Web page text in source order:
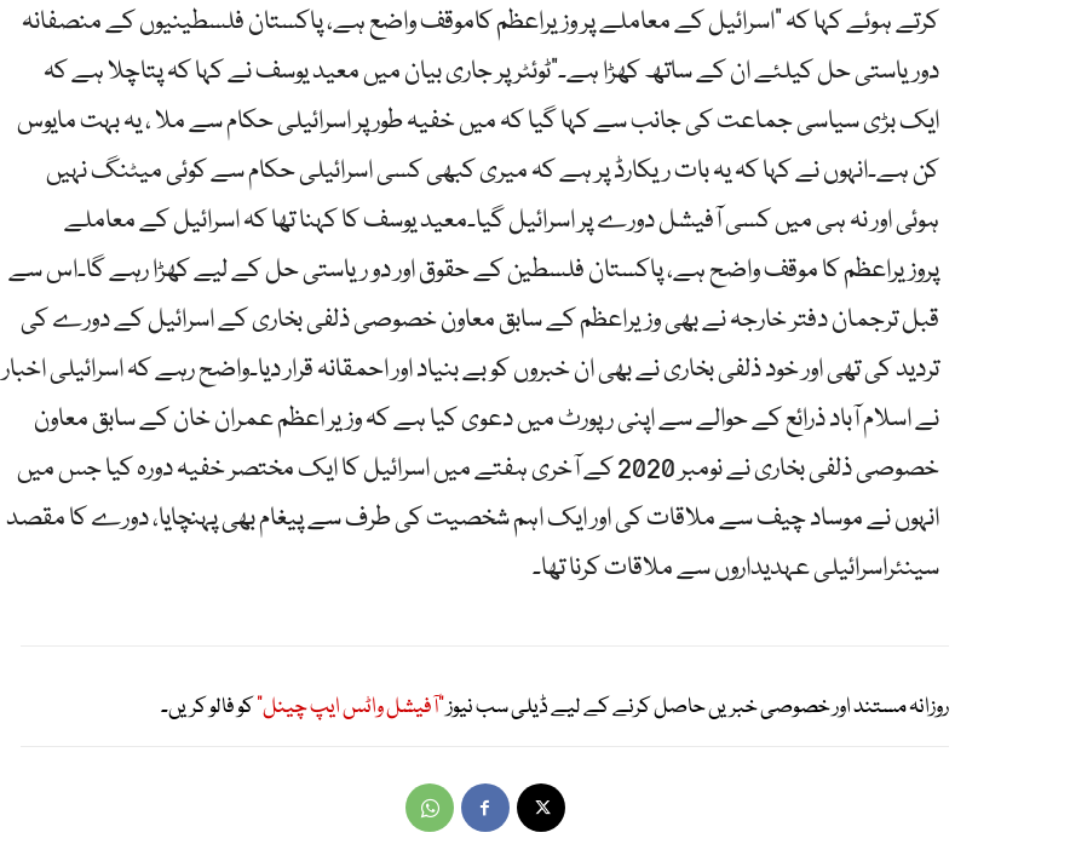
کرتے ہوئے کہا کہ “اسرائیل کے معاملے پر وزیراعظم کاموقف واضع ہے، پاکستان فلسطینیوں کے منصفانہ
دوریاستی حل کیلئے ان کے ساتھ کھڑا ہے۔”ٹوئٹر پر جاری بیان میں معید یوسف نے کہا کہ پتاچلا ہے کہ
ایک بڑی سیاسی جماعت کی جانب سے کہا گیا کہ میں خفیہ طور پر اسرائیلی حکام سے ملا ، یہ بہت مایوس
کن ہے۔انہوں نے کہا کہ یہ بات ریکارڈ پر ہے کہ میری کبھی کسی اسرائیلی حکام سے کوئی میٹنگ نہیں
ہوئی اور نہ ہی میں کسی آفیشل دورے پر اسرائیل گیا۔معید یوسف کا کہنا تھا کہ اسرائیل کے معاملے
پروزیراعظم کا موقف واضح ہے، پاکستان فلسطین کے حقوق اور دو ریاستی حل کے لیے کھڑا رہے گا۔اس سے
قبل ترجمان دفتر خارجہ نے بھی وزیراعظم کے سابق معاون خصوصی ذلفی بخاری کے اسرائیل کے دورے کی
تردید کی تھی اور خود ذلفی بخاری نے بھی ان خبروں کو بے بنیاد اور احمقانہ قرار دیا۔واضح رہے کہ اسرائیلی اخبار
نے اسلام آباد ذرائع کے حوالے سے اپنی رپورٹ میں دعوی کیا ہے کہ وزیر اعظم عمران خان کے سابق معاون
خصوصی ذلفی بخاری نے نومبر 2020 کے آخری ہفتے میں اسرائیل کا ایک مختصر خفیہ دورہ کیا جس میں
انہوں نے موساد چیف سے ملاقات کی اور ایک اہم شخصیت کی طرف سے پیغام بھی پہنچایا، دورے کا مقصد
سینئراسرائیلی عہدیداروں سے ملاقات کرنا تھا۔
روزانہ مستند اور خصوصی خبریں حاصل کرنے کے لیے ڈیلی سب نیوز"آفیشل واٹس ایپ چینل"کو فالو کریں۔